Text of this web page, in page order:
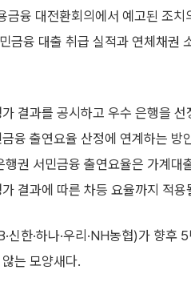
금융 대전환회의에서 예고된 조
금융 대출 취급 실적과 연체채권
결과를 공시하고 우수 은행을
융 출연요율 산정에 연계하는 방
행권 서민금융 출연요율은 가계
결과에 따른 차등 요율까지 적
신한·하나·우리·NH농협)가 향
는 모양새다.